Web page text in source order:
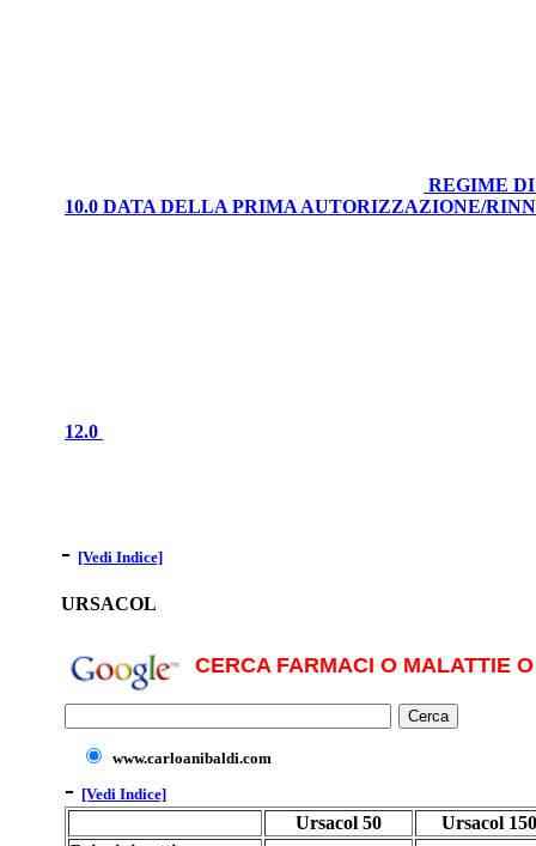
REGIME
10.0 DATA DELLA PRIMA AUTORIZZAZIONE/
12.0
- [Vedi Indice]
URSACOL
CERCA FARMACI O MALATTIE
www.carloanibaldi.com
- [Vedi Indice]
Ursacol 50
Ursacol 150